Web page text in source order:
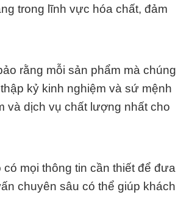
trong lĩnh vực hóa chất, đảm
rằng mỗi sản phẩm mà chúng
kỷ kinh nghiệm và sứ mệnh
và dịch vụ chất lượng nhất cho
mọi thông tin cần thiết để đưa
chuyên sâu có thể giúp khách